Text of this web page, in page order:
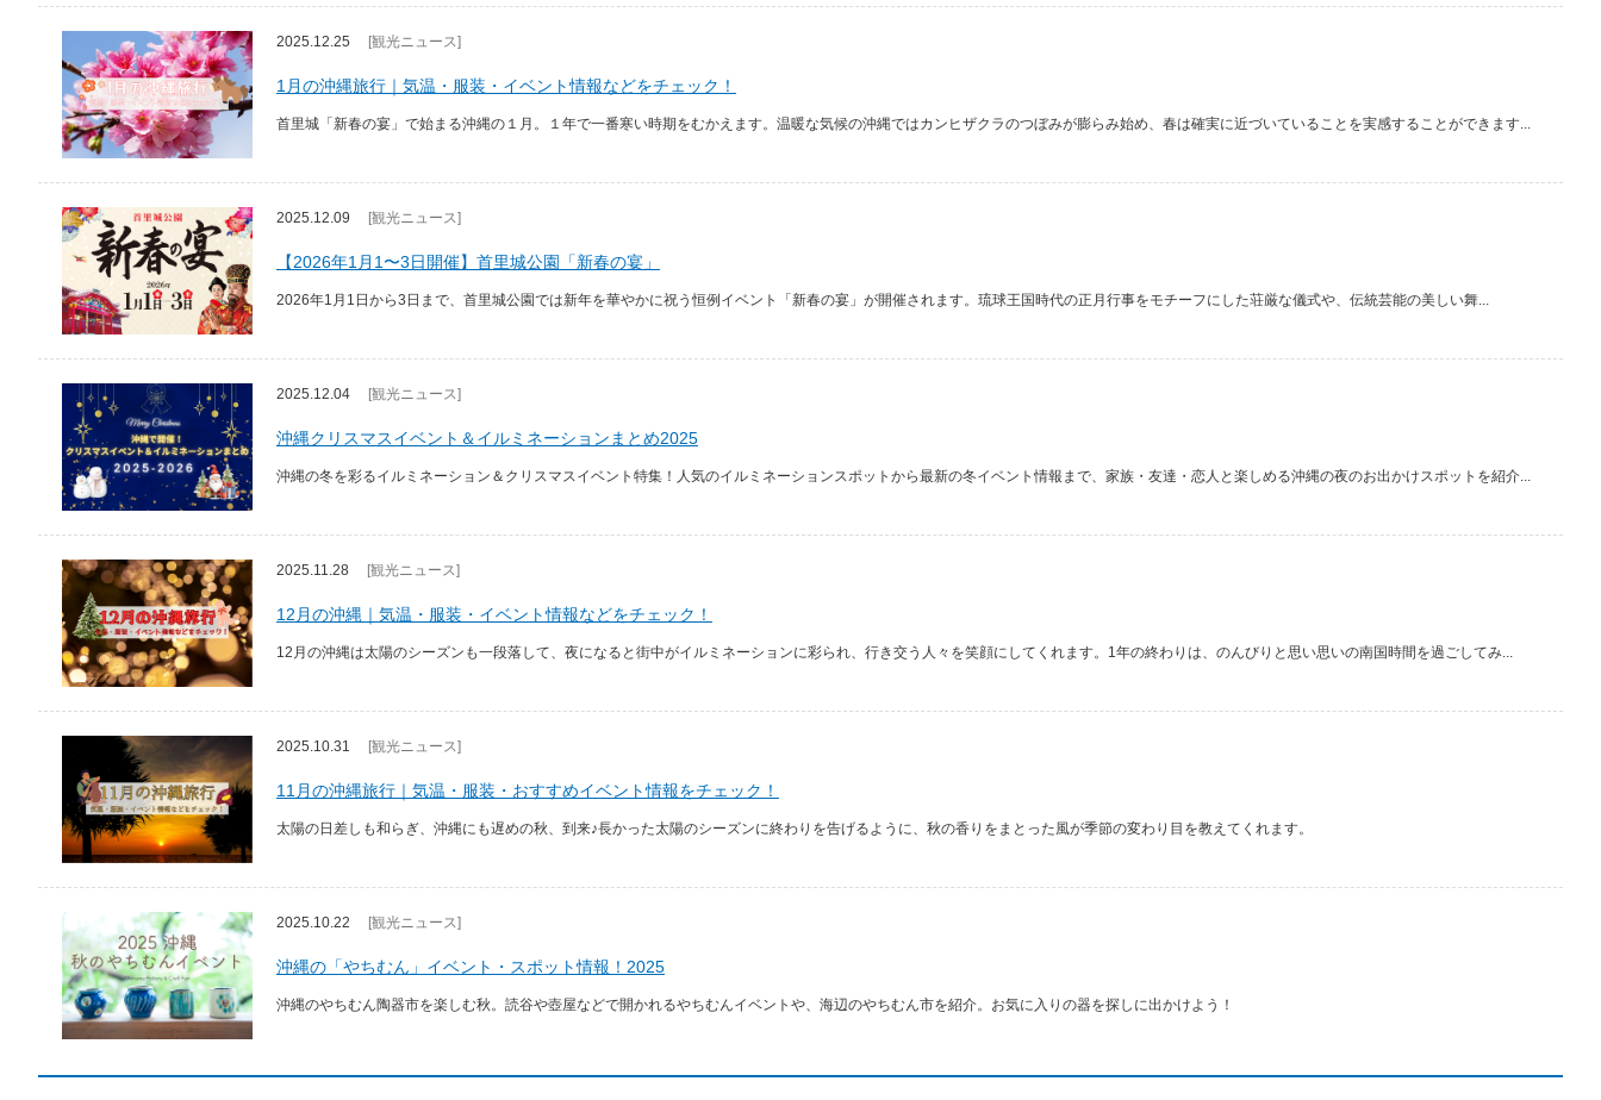
2025.12.25 [観光ニュース]
1月の沖縄旅行｜気温・服装・イベント情報などをチェック！
首里城「新春の宴」で始まる沖縄の１月。１年で一番寒い時期をむかえます。温暖な気候の沖縄ではカンヒザクラのつぼみが膨らみ始め、春は確実に近づいていることを実感することができます...
2025.12.09 [観光ニュース]
【2026年1月1〜3日開催】首里城公園「新春の宴」
2026年1月1日から3日まで、首里城公園では新年を華やかに祝う恒例イベント「新春の宴」が開催されます。琉球王国時代の正月行事をモチーフにした荘厳な儀式や、伝統芸能の美しい舞...
2025.12.04 [観光ニュース]
沖縄クリスマスイベント＆イルミネーションまとめ2025
沖縄の冬を彩るイルミネーション＆クリスマスイベント特集！人気のイルミネーションスポットから最新の冬イベント情報まで、家族・友達・恋人と楽しめる沖縄の夜のお出かけスポットを紹介...
2025.11.28 [観光ニュース]
12月の沖縄｜気温・服装・イベント情報などをチェック！
12月の沖縄は太陽のシーズンも一段落して、夜になると街中がイルミネーションに彩られ、行き交う人々を笑顔にしてくれます。1年の終わりは、のんびりと思い思いの南国時間を過ごしてみ...
2025.10.31 [観光ニュース]
11月の沖縄旅行｜気温・服装・おすすめイベント情報をチェック！
太陽の日差しも和らぎ、沖縄にも遅めの秋、到来♪長かった太陽のシーズンに終わりを告げるように、秋の香りをまとった風が季節の変わり目を教えてくれます。
2025.10.22 [観光ニュース]
沖縄の「やちむん」イベント・スポット情報！2025
沖縄のやちむん陶器市を楽しむ秋。読谷や壺屋などで開かれるやちむんイベントや、海辺のやちむん市を紹介。お気に入りの器を探しに出かけよう！